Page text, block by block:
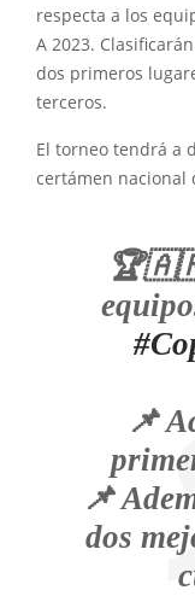
respecta a los
A 2023.
dos primeros
terceros.
El torneo tendrá a
certámen nacional
📌
📌
dos